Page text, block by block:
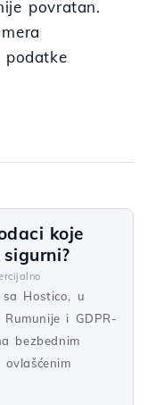
povratan.
podatke
koje
Hostico, u
i GDPR-
bezbednim